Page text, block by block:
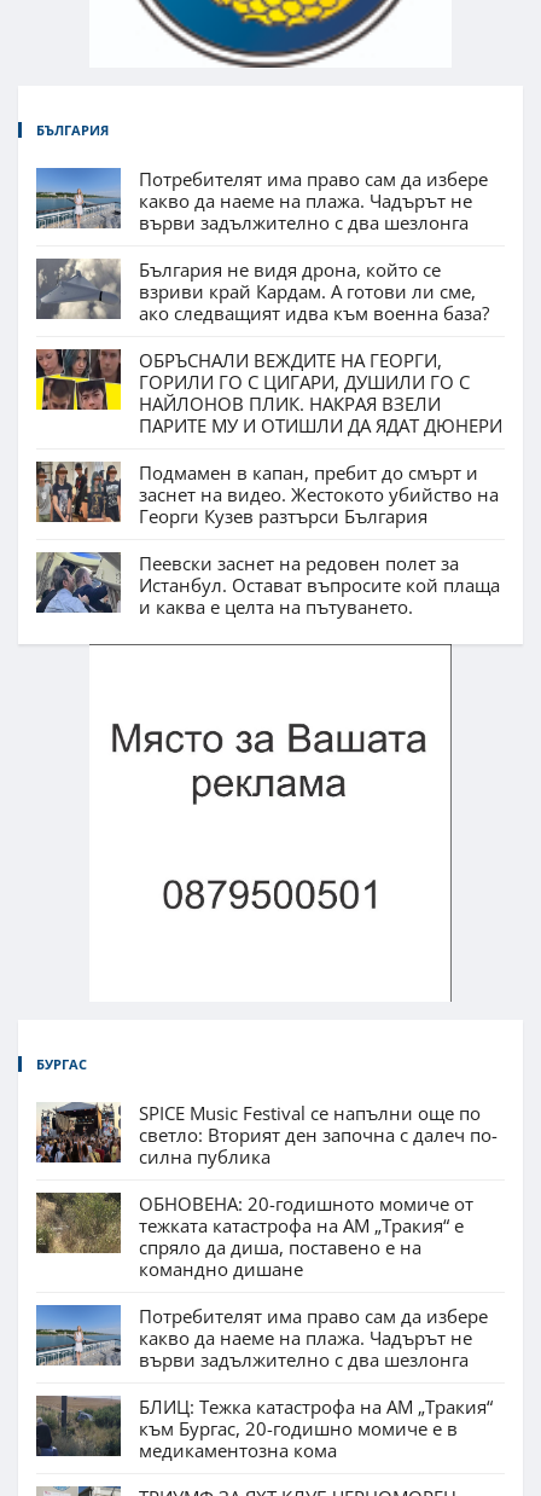
БЪЛГАРИЯ
Потребителят има право сам да избере
какво да наеме на плажа. Чадърът не
върви задължително с два шезлонга
България не видя дрона, който се
взриви край Кардам. А готови ли сме,
ако следващият идва към военна база?
ОБРЪСНАЛИ ВЕЖДИТЕ НА ГЕОРГИ,
ГОРИЛИ ГО С ЦИГАРИ, ДУШИЛИ ГО С
НАЙЛОНОВ ПЛИК. НАКРАЯ ВЗЕЛИ
ПАРИТЕ МУ И ОТИШЛИ ДА ЯДАТ ДЮНЕРИ
Подмамен в капан, пребит до смърт и
заснет на видео. Жестокото убийство на
Георги Кузев разтърси България
Пеевски заснет на редовен полет за
Истанбул. Остават въпросите кой плаща
и каква е целта на пътуването.
БУРГАС
SPICE Music Festival се напълни още по
светло: Вторият ден започна с далеч по-
силна публика
ОБНОВЕНА: 20-годишното момиче от
тежката катастрофа на АМ „Тракия“ е
спряло да диша, поставено е на
командно дишане
Потребителят има право сам да избере
какво да наеме на плажа. Чадърът не
върви задължително с два шезлонга
БЛИЦ: Тежка катастрофа на АМ „Тракия“
към Бургас, 20-годишно момиче е в
медикаментозна кома